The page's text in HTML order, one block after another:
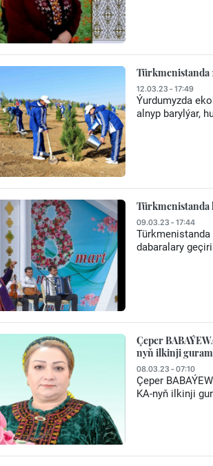
Türkmenistanda
12.03.23 - 17:49
Ýurdumyzda
alnyp barylýar,
Türkmenistanda
09.03.23 - 17:44
dabaralary
Çeper
nyň ilkinji
08.03.23 - 07:10
Çeper
KA-nyň ilkinji